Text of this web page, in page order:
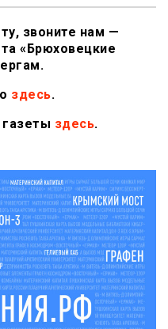
звоните нам —
«Брюховецкие
здесь.
здесь.